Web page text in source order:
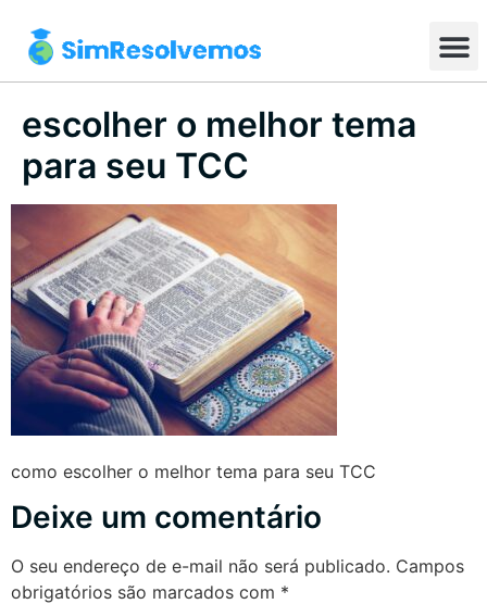
escolher o melhor tema
para seu TCC
como escolher o melhor tema para seu TCC
Deixe um comentário
O seu endereço de e-mail não será publicado. Campos
obrigatórios são marcados com *